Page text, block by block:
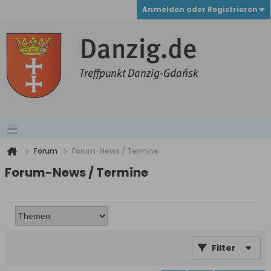
Anmelden oder Registrieren
Forum Forum-News / Termine
Forum-News / Termine
Filter